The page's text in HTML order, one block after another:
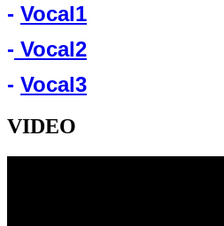
- Vocal1
- Vocal2
- Vocal3
VIDEO